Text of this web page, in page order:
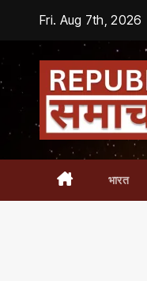
content
Fri. Aug 7th, 2026
भारत